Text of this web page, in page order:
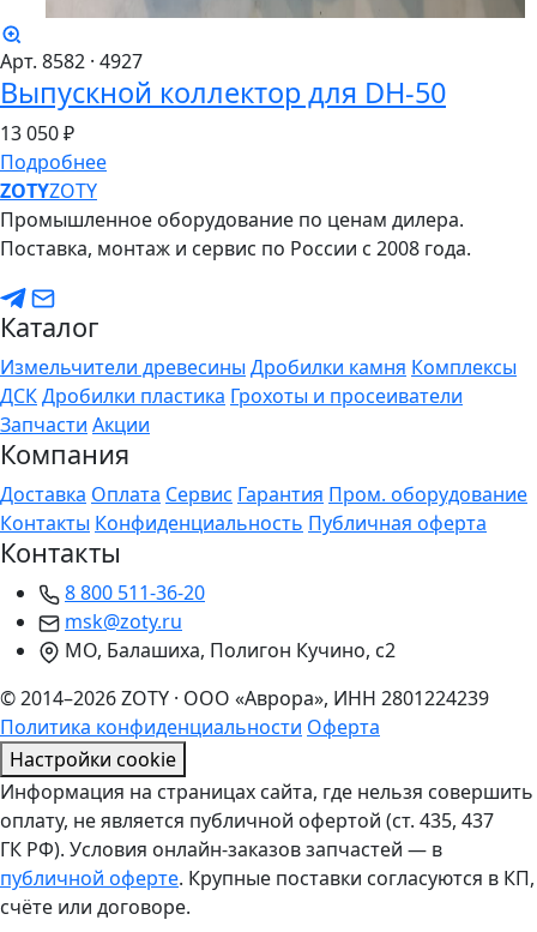
Арт. 8582 · 4927
Выпускной коллектор для DH-50
13050 ₽
Подробнее
ZOTYZOTY
Промышленное оборудование по ценам дилера.
Поставка, монтаж и сервис по России с 2008 года.
Каталог
Измельчители древесины Дробилки камня Комплексы
ДСКДробилки пластика Грохоты и просеиватели
Запчасти Акции
Компания
Доставка Оплата Сервис Гарантия Пром. оборудование
Контакты Конфиденциальность Публичная оферта
Контакты
8 800 511-36-20
msk@zoty.ru
МО, Балашиха, Полигон Кучино, с2
© 2014–2026 ZOTY · ООО «Аврора», ИНН 2801224239
Политика конфиденциальности Оферта
Настройки cookie
Информация на страницах сайта, где нельзя совершить
оплату, не является публичной офертой (ст. 435, 437
ГК РФ). Условия онлайн-заказов запчастей — в
публичной оферте. Крупные поставки согласуются в КП,
счёте или договоре.